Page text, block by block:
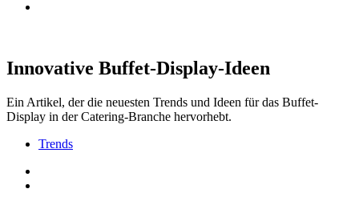
Innovative Buffet-Display-Ideen
Ein Artikel, der die neuesten Trends und Ideen für das Buffet-
Display in der Catering-Branche hervorhebt.
Trends